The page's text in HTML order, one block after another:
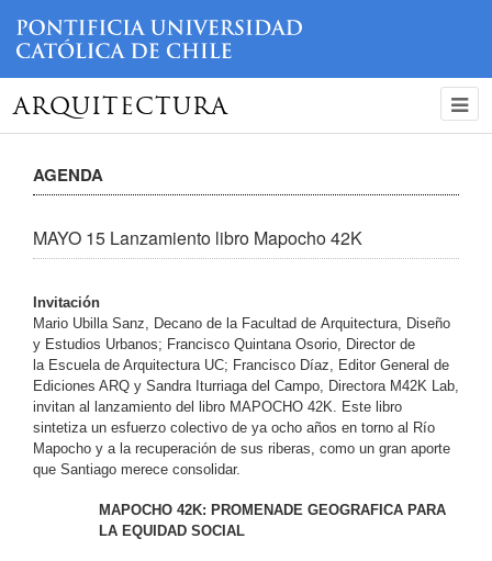
ARQUITECTURA
AGENDA
MAYO 15 Lanzamiento libro Mapocho 42K
Invitación
Mario Ubilla Sanz, Decano de la Facultad de Arquitectura, Diseño
y Estudios Urbanos; Francisco Quintana Osorio, Director de
la Escuela de Arquitectura UC; Francisco Díaz, Editor General de
Ediciones ARQ y Sandra Iturriaga del Campo, Directora M42K Lab,
invitan al lanzamiento del libro MAPOCHO 42K. Este libro
sintetiza un esfuerzo colectivo de ya ocho años en torno al Río
Mapocho y a la recuperación de sus riberas, como un gran aporte
que Santiago merece consolidar.
MAPOCHO 42K: PROMENADE GEOGRAFICA PARA
LA EQUIDAD SOCIAL